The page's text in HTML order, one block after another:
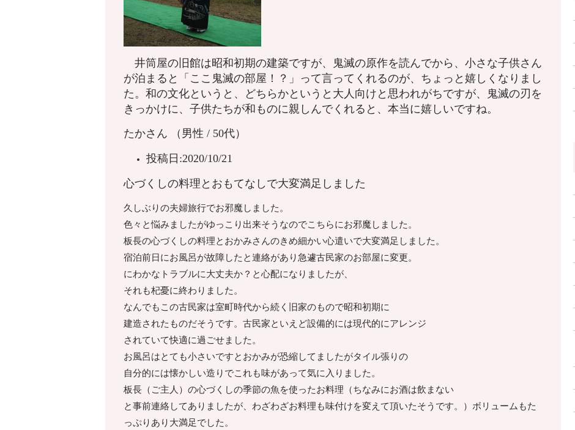
井筒屋の旧館は昭和初期の建築ですが、鬼滅の原作を読んでから、小さな子供さん
が泊まると「ここ鬼滅の部屋！？」って言ってくれるのが、ちょっと嬉しくなりまし
た。和の文化というと、どちらかというと大人向けと思われがちですが、鬼滅の刃を
きっかけに、子供たちが和ものに親しんでくれると、本当に嬉しいですね。
たかさん （男性 / 50代）
投稿日:2020/10/21
心づくしの料理とおもてなしで大変満足しました
久しぶりの夫婦旅行でお邪魔しました。
色々と悩みましたがゆっこり出来そうなのでこちらにお邪魔しました。
板長の心づくしの料理とおかみさんのきめ細かい心遣いで大変満足しました。
宿泊前日にお風呂が故障したと連絡があり急遽古民家のお部屋に変更。
にわかなトラブルに大丈夫か？と心配になりましたが、
それも杞憂に終わりました。
なんでもこの古民家は室町時代から続く旧家のもので昭和初期に
建造されたものだそうです。古民家といえど設備的には現代的にアレンジ
されていて快適に過ごせました。
お風呂はとても小さいですとおかみが恐縮してましたがタイル張りの
自分的には懐かしい造りでこれも味があって気に入りました。
板長（ご主人）の心づくしの季節の魚を使ったお料理（ちなみにお酒は飲まない
と事前連絡してありましたが、わざわざお料理も味付けを変えて頂いたそうです。）ボリュームもた
っぷりあり大満足でした。